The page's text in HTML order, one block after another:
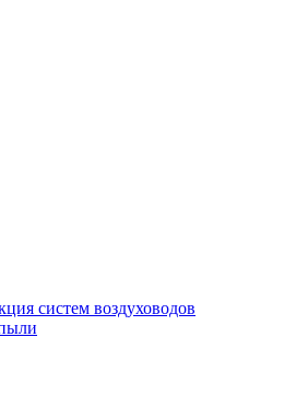
систем воздуховодов